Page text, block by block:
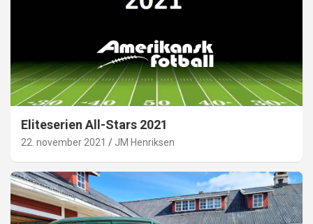
Eliteserien All-Stars 2021
22. november 2021 JM Henriksen